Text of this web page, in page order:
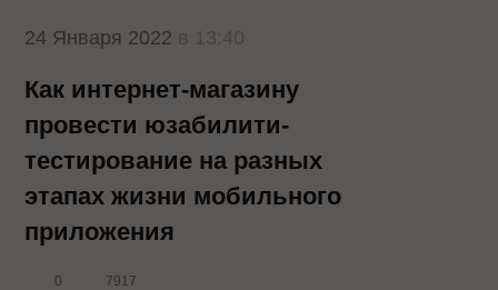
24 Января 2022
Как интернет-магазину
провести юзабилити-
тестирование на разных
этапах жизни мобильного
приложения
0 7917